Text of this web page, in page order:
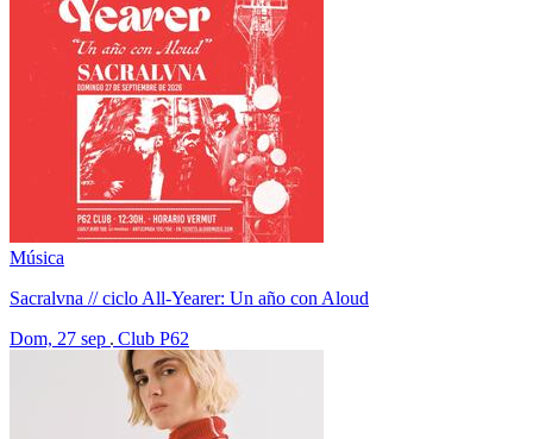
Música
Sacralvna // ciclo All-Yearer: Un año con Aloud
Dom, 27 sep Club P62